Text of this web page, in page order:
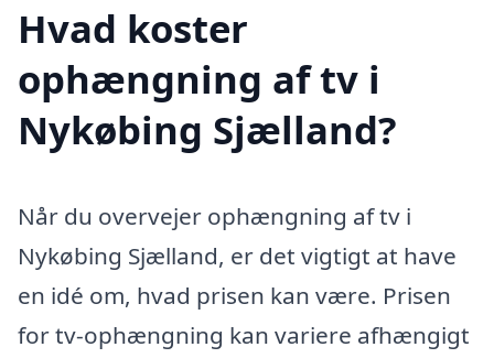
Hvad koster
ophængning af tv i
Nykøbing Sjælland?
Når du overvejer ophængning af tv i
Nykøbing Sjælland, er det vigtigt at have
en idé om, hvad prisen kan være. Prisen
for tv-ophængning kan variere afhængigt